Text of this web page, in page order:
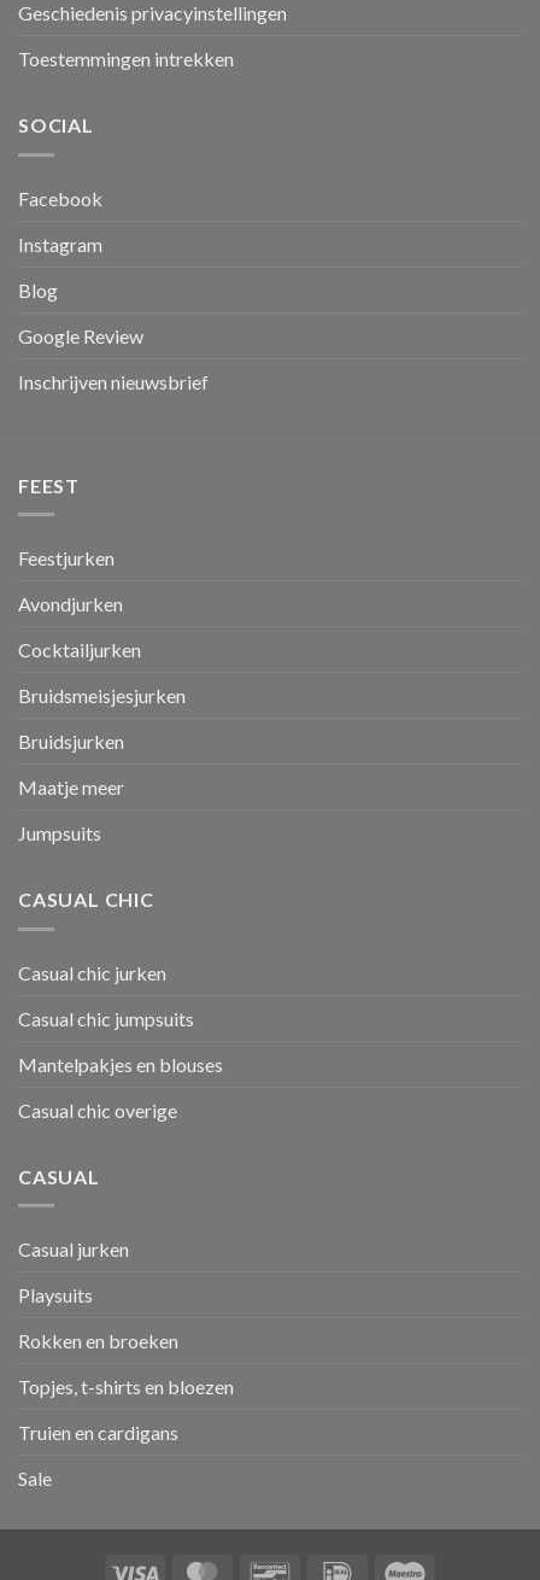
Geschiedenis privacyinstellingen
Toestemmingen intrekken
SOCIAL
Facebook
Instagram
Blog
Google Review
Inschrijven nieuwsbrief
FEEST
Feestjurken
Avondjurken
Cocktailjurken
Bruidsmeisjesjurken
Bruidsjurken
Maatje meer
Jumpsuits
CASUAL CHIC
Casual chic jurken
Casual chic jumpsuits
Mantelpakjes en blouses
Casual chic overige
CASUAL
Casual jurken
Playsuits
Rokken en broeken
Topjes, t-shirts en bloezen
Truien en cardigans
Sale
Visa MasterCardBancontactIDeal